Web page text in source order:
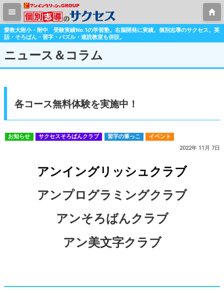
愛教大附小・附中 受験実績No.1の学習塾。右脳開発に実績。個別志導のサクセス。英
話・そろばん・習字・パズル・速読教室も併設。
ニュース＆コラム
各コース無料体験を実施中！
お知らせ サクセスそろばんクラブ 習字の筆っこ
イベント
2022年 11月 7日
アンイングリッシュクラブ
アンプログラミングクラブ
アンそろばんクラブ
アン美文字クラブ